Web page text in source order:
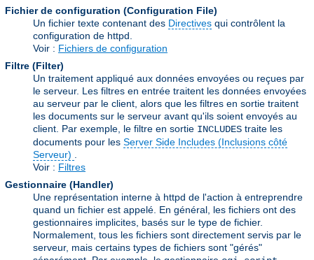
Fichier de configuration (Configuration File)
Un fichier texte contenant des Directives qui contrôlent la
configuration de httpd.
Voir : Fichiers de configuration
Filtre (Filter)
Un traitement appliqué aux données envoyées ou reçues par
le serveur. Les filtres en entrée traitent les données envoyées
au serveur par le client, alors que les filtres en sortie traitent
les documents sur le serveur avant qu'ils soient envoyés au
client. Par exemple, le filtre en sortie INCLUDES traite les
documents pour les Server Side Includes (Inclusions côté
Serveur)
Voir : Filtres
Gestionnaire (Handler)
Une représentation interne à httpd de l'action à entreprendre
quand un fichier est appelé. En général, les fichiers ont des
gestionnaires implicites, basés sur le type de fichier.
Normalement, tous les fichiers sont directement servis par le
serveur, mais certains types de fichiers sont "gérés"